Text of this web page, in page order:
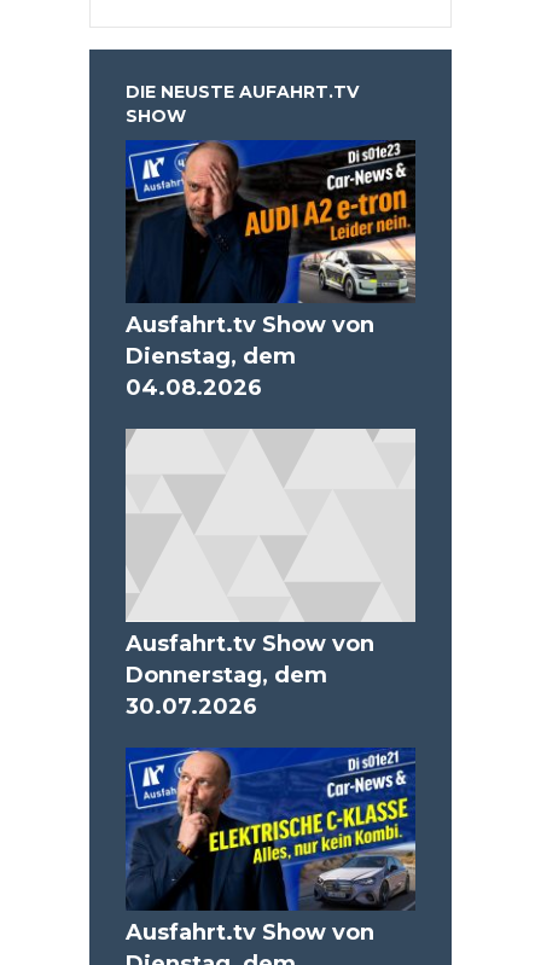
DIE NEUSTE AUFAHRT.TV
SHOW
Ausfahrt.tv Show von
Dienstag, dem
04.08.2026
Ausfahrt.tv Show von
Donnerstag, dem
30.07.2026
Ausfahrt.tv Show von